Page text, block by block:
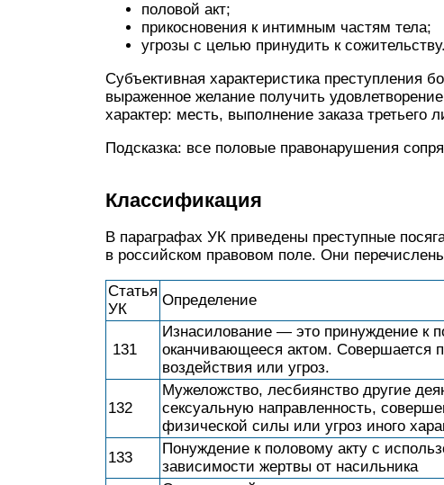
половой акт;
прикосновения к интимным частям тела;
угрозы с целью принудить к сожительству.
Субъективная характеристика преступления
выраженное желание получить
характер: месть, выполнение заказа третьего
Подсказка: все половые правонарушения
Классификация
В параграфах УК приведены преступные
в российском правовом поле. Они
Статья
УК
Определение
131
Изнасилование — это принуждение к
оканчивающееся актом. Совершается
воздействия или угроз.
132
Мужеложство, лесбиянство другие
сексуальную направленность,
физической силы или угроз иного
133
Понуждение к половому акту с
зависимости жертвы от насильника